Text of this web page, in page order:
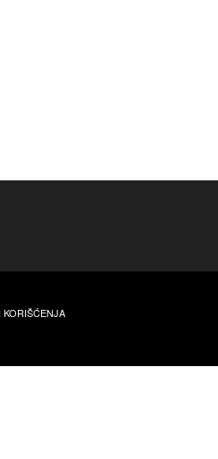
KORIŠĆENJA